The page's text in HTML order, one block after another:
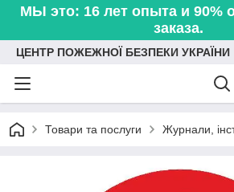
МЫ это: 16 лет опыта и 90%
заказа.
ЦЕНТР ПОЖЕЖНОЇ БЕЗПЕКИ УКРАЇНИ
Товари та послуги Журнали,